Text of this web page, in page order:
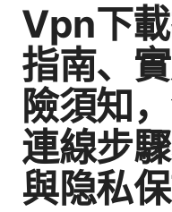
Vpn下
指南、
險須知
連線步
與隐私